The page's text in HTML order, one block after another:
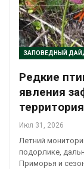
Редкие
явления
Июл 31, 2026
Летний
подорлике,
Приморья и